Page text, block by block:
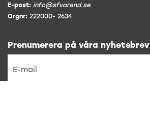
E-post: info@sfvarend.se
Orgnr: 222000- 2634
Prenumerera på våra nyhetsbrev